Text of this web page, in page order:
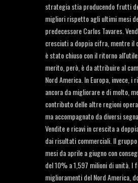
strategia stia producendo frutti
migliori rispetto agli ultimi mesi
predecessore Carlos Tavares.
cresciuti a doppia cifra, mentre il
è stato chiuso con il ritorno
merito, però, è da attribuire al
Nord America. In Europa, invece, i
ancora da migliorare e di molto,
contributo delle altre regioni
ma accompagnato da diversi
Vendite e ricavi in crescita a
dai risultati commerciali. Il
mesi da aprile a giugno con
del 10% a 1,597 milioni di unità. I
miglioramenti del Nord America,